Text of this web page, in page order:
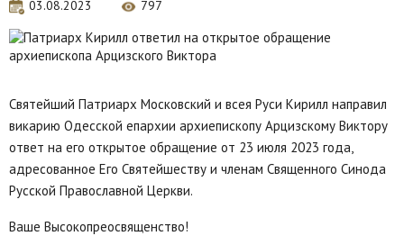
03.08.2023 797
Святейший Патриарх Московский и всея Руси Кирилл направил
викарию Одесской епархии архиепископу Арцизскому Виктору
ответ на его открытое обращение от 23 июля 2023 года,
адресованное Его Святейшеству и членам Священного Синода
Русской Православной Церкви.
Ваше Высокопреосвященство!